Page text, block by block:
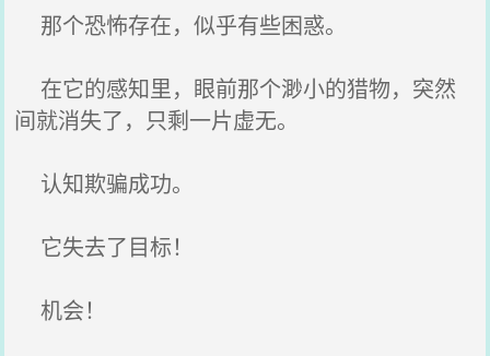
那个恐怖存在，似乎有些困惑。
在它的感知里，眼前那个渺小的猎物，突然
间就消失了，只剩一片虚无。
认知欺骗成功。
它失去了目标！
机会！